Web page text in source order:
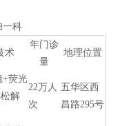
一科
术
年门诊
量
地理位置
+荧光
解
22万人
次
五华区西
昌路295号